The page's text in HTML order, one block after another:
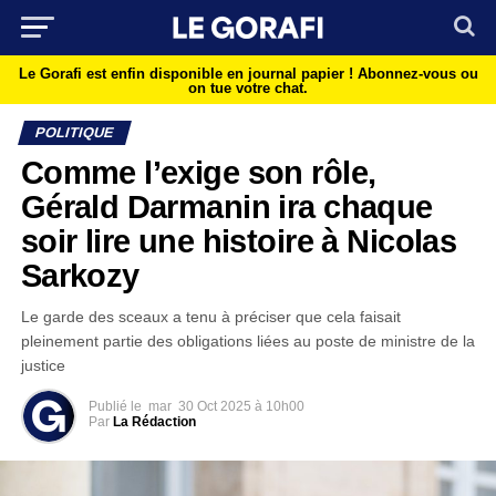
Le Gorafi est enfin disponible en journal papier ! Abonnez-vous ou
on tue votre chat.
POLITIQUE
Comme l’exige son rôle,
Gérald Darmanin ira chaque
soir lire une histoire à Nicolas
Sarkozy
Le garde des sceaux a tenu à préciser que cela faisait
pleinement partie des obligations liées au poste de ministre de la
justice
Publié le mar 30 Oct 2025 à 10h00
Par La Rédaction